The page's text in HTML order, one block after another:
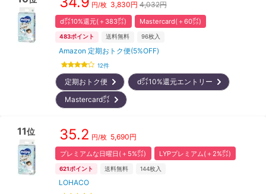
円/枚 3,830円 4,032円
d㌽10%還元(＋383㌽) Mastercard(＋60㌽)
483ポイント 送料無料 96枚入
Amazon 定期おトク便(5%OFF)
12件
定期おトク便
d㌽10%還元エントリー
Mastercard㌽
11位 35.2 円/枚 5,690円
プレミアムな日曜日(＋5%㌽) LYPプレミアム(＋2%㌽)
621ポイント 送料無料 144枚入
LOHACO